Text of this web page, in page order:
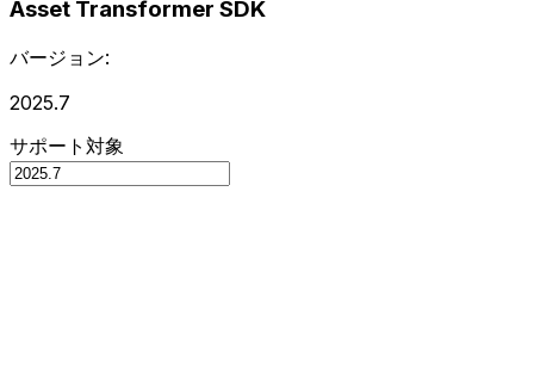
Asset Transformer SDK
バージョン:
2025.7
サポート対象